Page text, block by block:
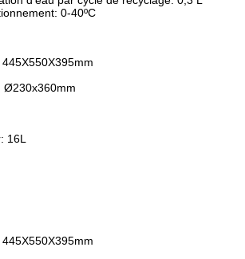
0-40ºC
Ø230x360mm
16L